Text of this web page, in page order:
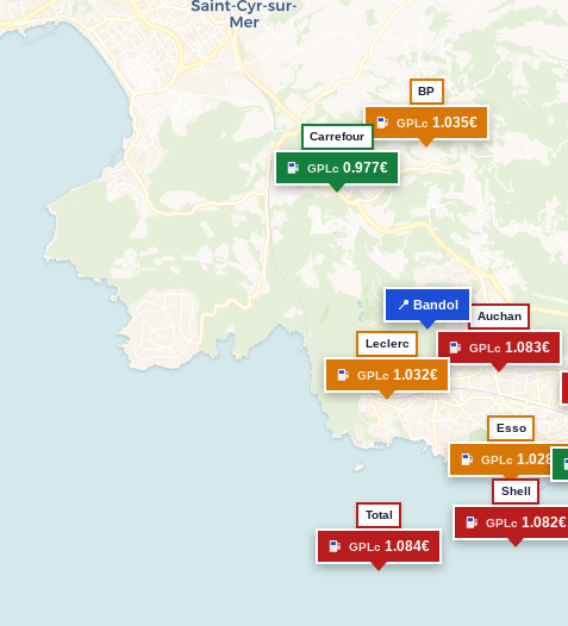
📍 Bandol
Carrefour
GPLc 0.977€
Esso
GPLc 1.028€
Leclerc
GPLc 1.032€
BP
GPLc 1.035€
Shell
GPLc 1.082€
Auchan
GPLc 1.083€
Total
GPLc 1.084€